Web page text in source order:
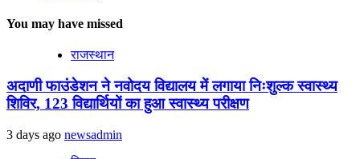
You may have missed
राजस्थान
अदाणी फाउंडेशन ने नवोदय विद्यालय में लगाया निःशुल्क स्वास्थ्य
शिविर, 123 विद्यार्थियों का हुआ स्वास्थ्य परीक्षण
3 days ago newsadmin